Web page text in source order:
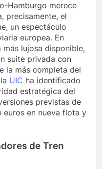
Hamburgo merece
precisamente, el
un espectáculo
europea. En
lujosa disponible,
suite privada con
la más completa del
UIC ha identificado
estratégica del
previstas de
euros en nueva flota y
de Tren